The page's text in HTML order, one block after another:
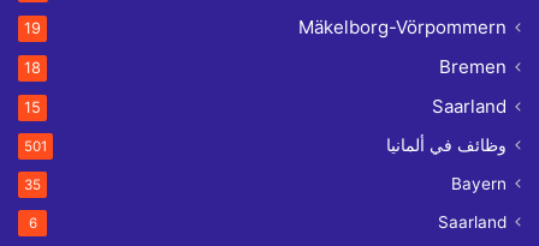
Mäkelborg-Vörpommern
19
Bremen
18
Saarland
15
وظائف في ألمانيا 501
Bayern
35
Saarland
6